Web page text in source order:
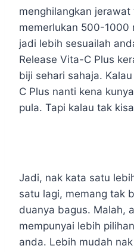
menghilangkan
memerlukan 500-1000
jadi lebih sesuailah
Release Vita-C Plus
biji sehari sahaja.
C Plus nanti kena
pula. Tapi kalau tak
Jadi, nak kata satu
satu lagi, memang tak
duanya bagus. Malah,
mempunyai lebih
anda. Lebih mudah